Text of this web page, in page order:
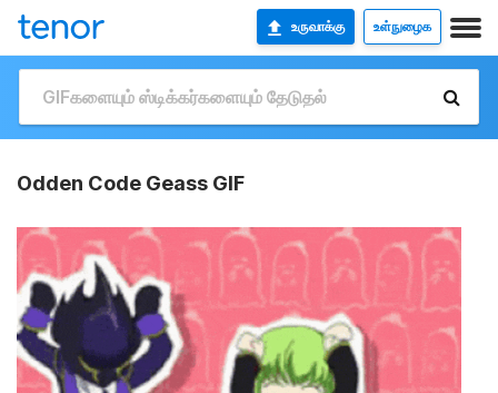
உருவாக்கு உள்நுழைக
Odden Code Geass GIF